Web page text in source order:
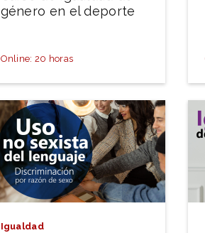
género en el deporte
Online: 20 horas
Igualdad